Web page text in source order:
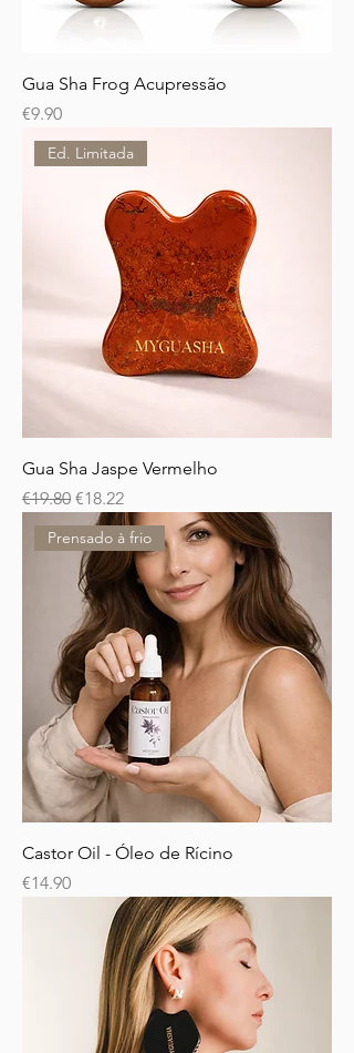
Gua Sha Frog Acupressão
Price
€9.90
Ed. Limitada
Gua Sha Jaspe Vermelho
Regular Price
€19.80 Sale Price
€18.22
Prensado à frio
Castor Oil - Óleo de Rícino
Price
€14.90